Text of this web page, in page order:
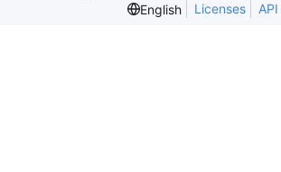
English
Licenses API